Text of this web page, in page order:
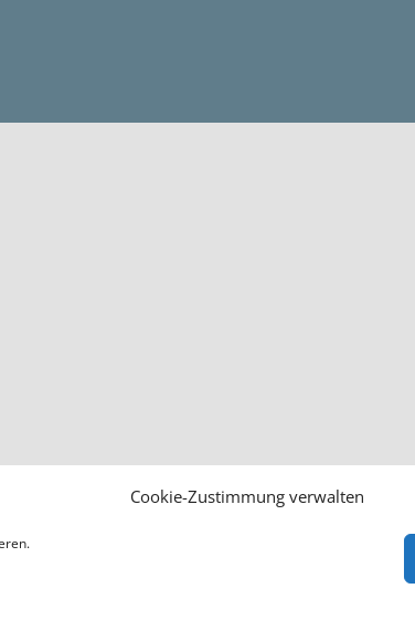
Cookie-Zustimmung verwalten